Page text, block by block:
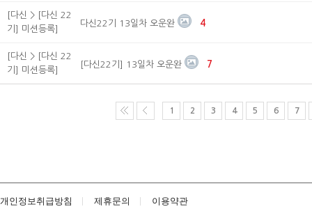
[다신 > [다신 22
기] 미션등록]
다신22기 13일차 오운완 4
[다신 > [다신 22
기] 미션등록]
[다신22기] 13일차 오운완 7
1 2 3 4 5 6 7
개인정보취급방침 제휴문의 이용약관